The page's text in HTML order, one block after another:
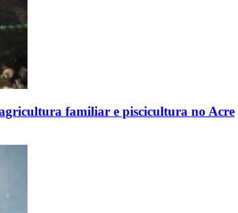
familiar e piscicultura no Acre